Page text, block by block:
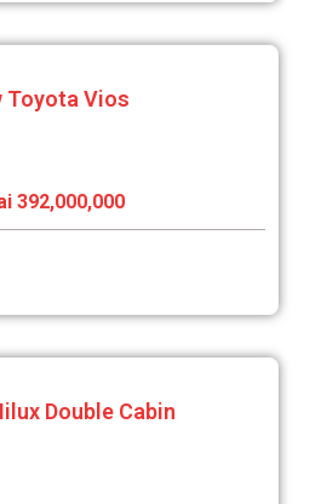
Toyota Vios
392,000,000
Double Cabin